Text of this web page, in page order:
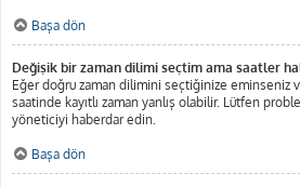
Başa dön
Değişik bir zaman dilimi seçtim ama saatler
Eğer doğru zaman dilimini seçtiğinize eminseniz
saatinde kayıtlı zaman yanlış olabilir. Lütfen
yöneticiyi haberdar edin.
Başa dön